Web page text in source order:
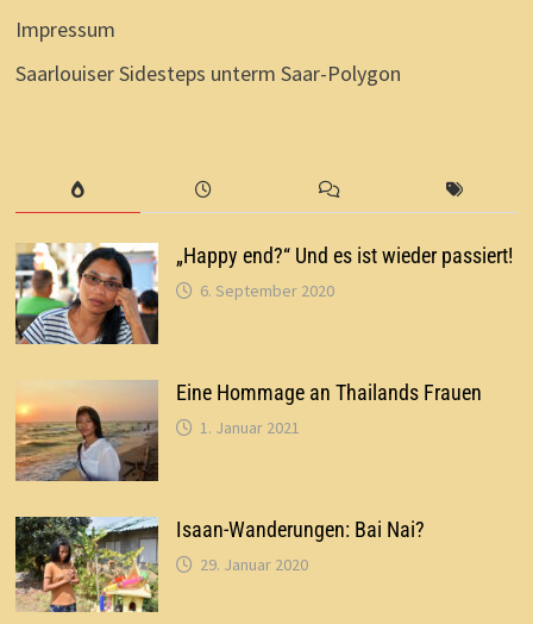
Impressum
Saarlouiser Sidesteps unterm Saar-Polygon
„Happy end?“ Und es ist wieder passiert!
6. September 2020
Eine Hommage an Thailands Frauen
1. Januar 2021
Isaan-Wanderungen: Bai Nai?
29. Januar 2020